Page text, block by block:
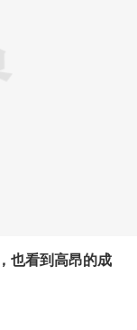
也看到高昂的成